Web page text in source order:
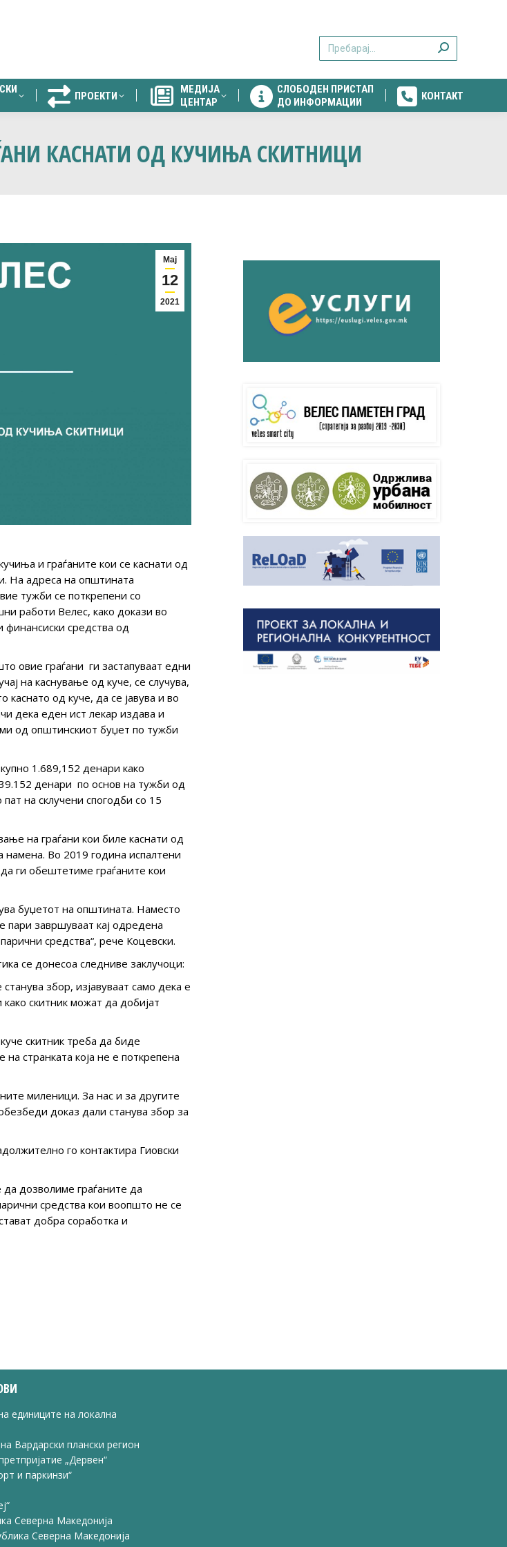
ПРОЕКТИ
МЕДИЈА
ЦЕНТАР
СЛОБОДЕН ПРИСТАП
ДО ИНФОРМАЦИИ
КОНТАКТ
КАСНАТИ ОД КУЧИЊА СКИТНИЦИ
Мај
12
2021
и граѓаните кои се каснати од
На адреса на општината
тужби се поткрепени со
работи Велес, како докази во
финансиски средства од
овие граѓани ги застапуваат едни
на каснување од куче, се случува,
од куче, да се јавува и во
дека еден ист лекар издава и
од општинскиот буџет по тужби
1.689,152 денари како
денари по основ на тужби од
на склучени спогодби со 15
на граѓани кои биле каснати од
Во 2019 година испалтени
ги обештетиме граѓаните кои
буџетот на општината. Наместо
пари завршуваат кај одредена
средства“, рече Коцевски.
се донесоа следниве заклучоци:
збор, изјавуваат само дека е
скитник можат да добијат
скитник треба да биде
странката која не е поткрепена
миленици. За нас и за другите
доказ дали станува збор за
го контактира Гиовски
дозволиме граѓаните да
средства кои воопшто не се
добра соработка и
единиците на локална
Вардарски плански регион
„Дервен“
и паркинзи“
Северна Македонија
Северна Македонија